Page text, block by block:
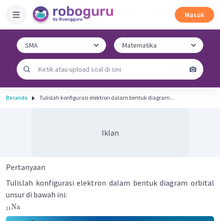
Masuk
Beranda Tulislah konfigurasi elektron dalam bentuk diagram...
Iklan
Pertanyaan
Tulislah konfigurasi elektron dalam bentuk diagram orbital
unsur di bawah ini:
11Na